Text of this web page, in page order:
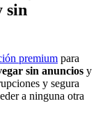
sin
premium para
sin anuncios y
y segura
a ninguna otra